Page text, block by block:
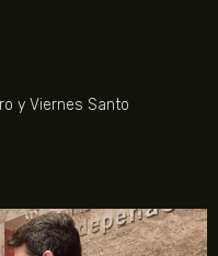
y Viernes Santo